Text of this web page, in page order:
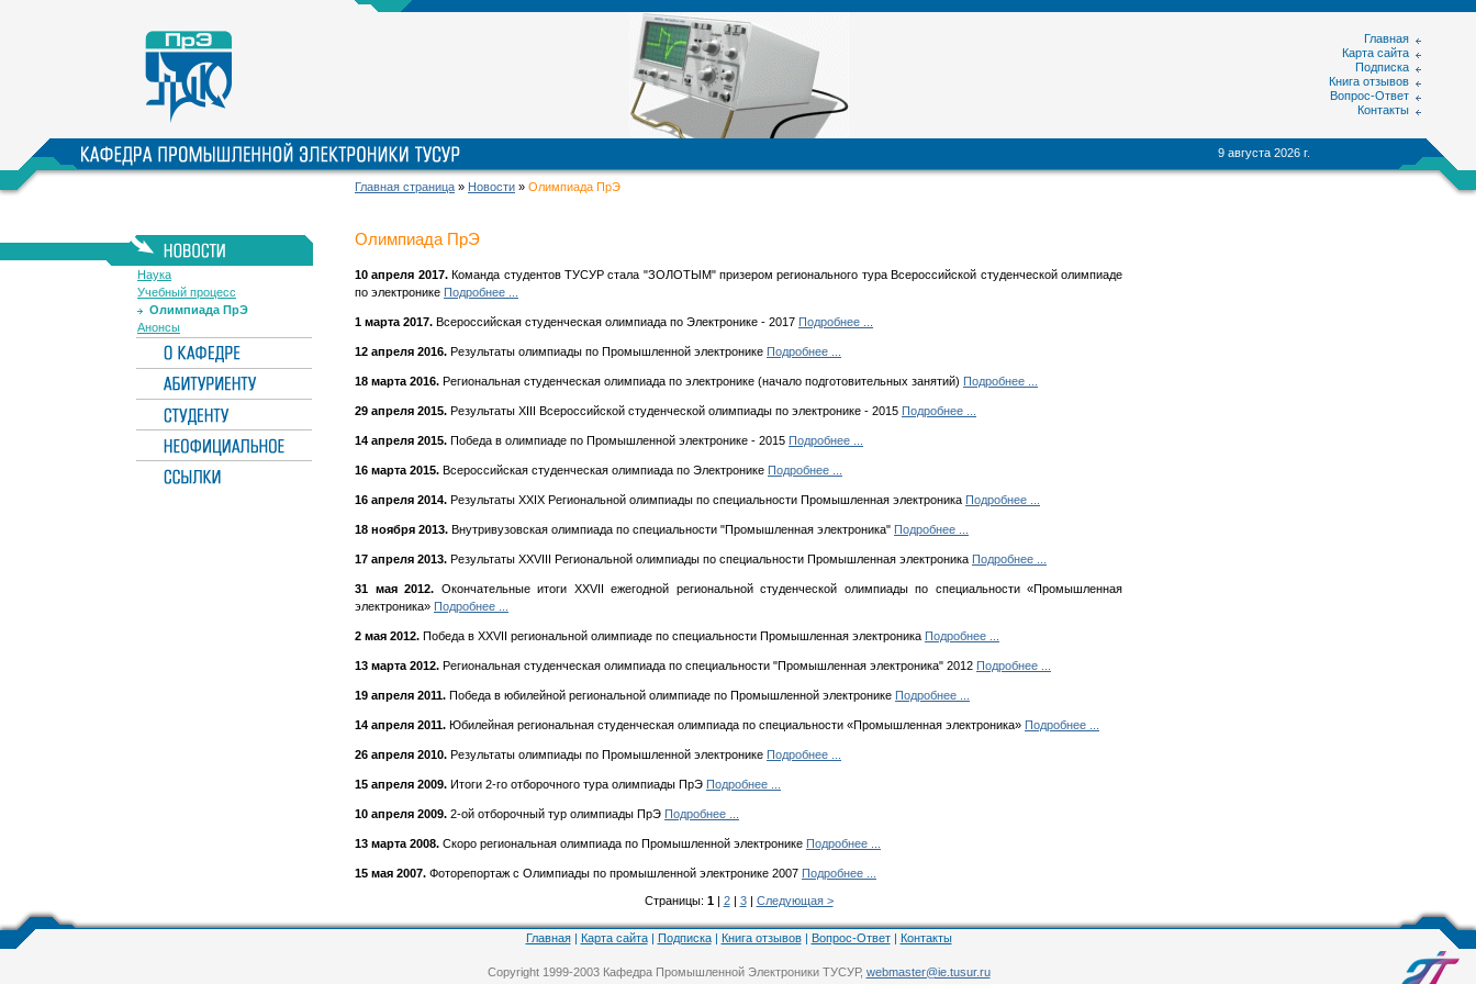
Главная
Карта сайта
Подписка
Книга отзывов
Вопрос-Ответ
Контакты
9 августа 2026 г.
Главная страница » Новости » Олимпиада ПрЭ
Наука
Учебный процесс
Олимпиада ПрЭ
Анонсы
Олимпиада ПрЭ
10 апреля 2017.Команда студентов ТУСУР стала "ЗОЛОТЫМ" призером регионального тура Всероссийской студенческой олимпиаде
по электронике Подробнее ...
1 марта 2017. Всероссийская студенческая олимпиада по Электронике - 2017 Подробнее ...
12 апреля 2016. Результаты олимпиады по Промышленной электронике Подробнее ...
18 марта 2016. Региональная студенческая олимпиада по электронике (начало подготовительных занятий) Подробнее ...
29 апреля 2015. Результаты XIII Всероссийской студенческой олимпиады по электронике - 2015 Подробнее ...
14 апреля 2015. Победа в олимпиаде по Промышленной электронике - 2015 Подробнее ...
16 марта 2015. Всероссийская студенческая олимпиада по Электронике Подробнее ...
16 апреля 2014. Результаты XXIX Региональной олимпиады по специальности Промышленная электроника Подробнее ...
18 ноября 2013. Внутривузовская олимпиада по специальности "Промышленная электроника" Подробнее ...
17 апреля 2013. Результаты XXVIII Региональной олимпиады по специальности Промышленная электроника Подробнее ...
31 мая 2012. Окончательные итоги XXVII ежегодной региональной студенческой олимпиады по специальности «Промышленная
электроника» Подробнее ...
2 мая 2012. Победа в XXVII региональной олимпиаде по специальности Промышленная электроника Подробнее ...
13 марта 2012. Региональная студенческая олимпиада по специальности "Промышленная электроника" 2012 Подробнее ...
19 апреля 2011. Победа в юбилейной региональной олимпиаде по Промышленной электронике Подробнее ...
14 апреля 2011. Юбилейная региональная студенческая олимпиада по специальности «Промышленная электроника» Подробнее ...
26 апреля 2010. Результаты олимпиады по Промышленной электронике Подробнее ...
15 апреля 2009. Итоги 2-го отборочного тура олимпиады ПрЭ Подробнее ...
10 апреля 2009. 2-ой отборочный тур олимпиады ПрЭ Подробнее ...
13 марта 2008. Скоро региональная олимпиада по Промышленной электронике Подробнее ...
15 мая 2007. Фоторепортаж с Олимпиады по промышленной электронике 2007 Подробнее ...
Страницы: 1| 2| 3| Следующая >
Главная| Карта сайта| Подписка| Книга отзывов| Вопрос-Ответ| Контакты
Copyright 1999-2003 Кафедра Промышленной Электроники ТУСУР, webmaster@ie.tusur.ru